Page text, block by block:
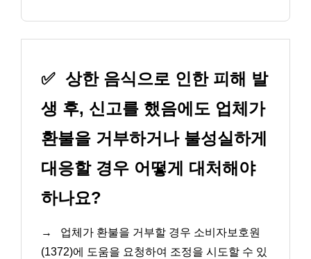
✅ 상한 음식으로 인한 피해 발
생 후, 신고를 했음에도 업체가
환불을 거부하거나 불성실하게
대응할 경우 어떻게 대처해야
하나요?
→
업체가 환불을 거부할 경우 소비자보호원
(1372)에 도움을 요청하여 조정을 시도할 수 있